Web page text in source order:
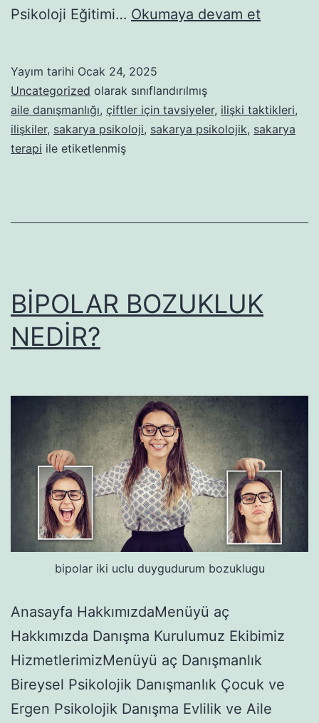
Psikoloji Eğitimi… Okumaya devam etPASS
Yayım tarihi Ocak 24, 2025
Uncategorized olarak sınıflandırılmış
aile danışmanlığı, çiftler için tavsiyeler, ilişki taktikleri,
ilişkiler, sakarya psikoloji, sakarya psikolojik, sakarya
terapi ile etiketlenmiş
BİPOLAR BOZUKLUK
NEDİR?
bipolar iki uclu duygudurum bozuklugu
Anasayfa HakkımızdaMenüyü aç
Hakkımızda Danışma Kurulumuz Ekibimiz
HizmetlerimizMenüyü aç Danışmanlık
Bireysel Psikolojik Danışmanlık Çocuk ve
Ergen Psikolojik Danışma Evlilik ve Aile